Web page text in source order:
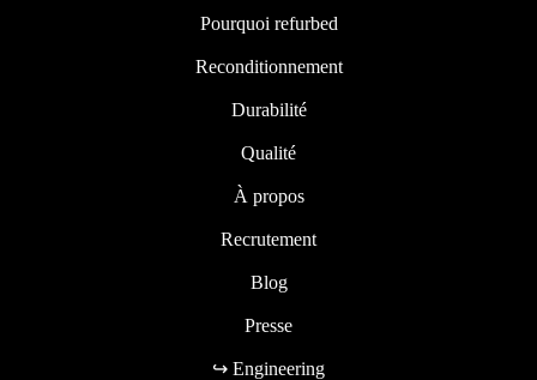
Pourquoi refurbed
Reconditionnement
Durabilité
Qualité
À propos
Recrutement
Blog
Presse
↪ Engineering